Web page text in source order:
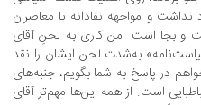
و مواجهه نقادانه با معاصران
و بجا است. من کاری به لحنِ آقای
به‌شدت لحن ایشان را نقد
در پاسخ به شما بگویم، جنبه‌های
است. از همه این‌ها مهم‌تر آقای